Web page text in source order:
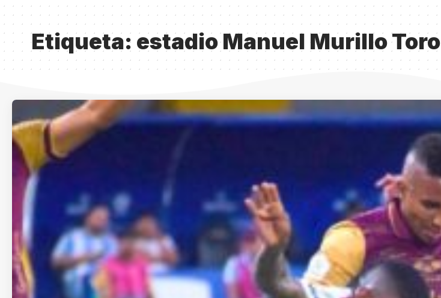
Etiqueta: estadio Manuel Murillo Toro